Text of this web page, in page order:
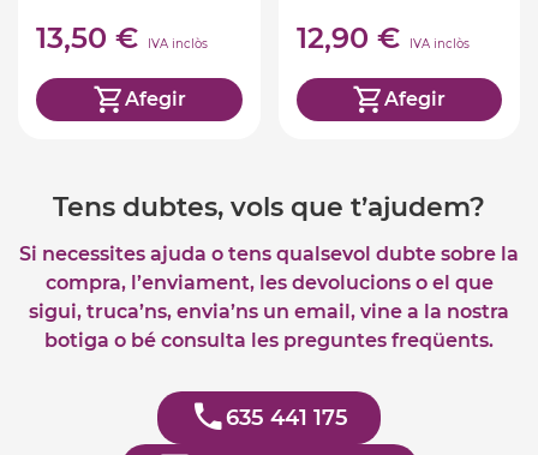
13,50 € IVA inclòs
Afegir
12,90 € IVA inclòs
Afegir
Tens dubtes, vols que t’ajudem?
Si necessites ajuda o tens qualsevol dubte sobre la
compra, l’enviament, les devolucions o el que
sigui, truca’ns, envia’ns un email, vine a la nostra
botiga o bé consulta les preguntes freqüents.
635 441 175